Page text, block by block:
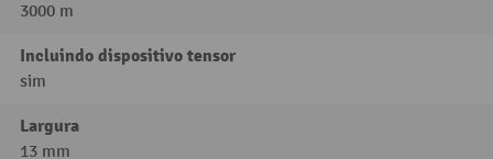
3000 m
Incluindo dispositivo tensor
sim
Largura
13 mm